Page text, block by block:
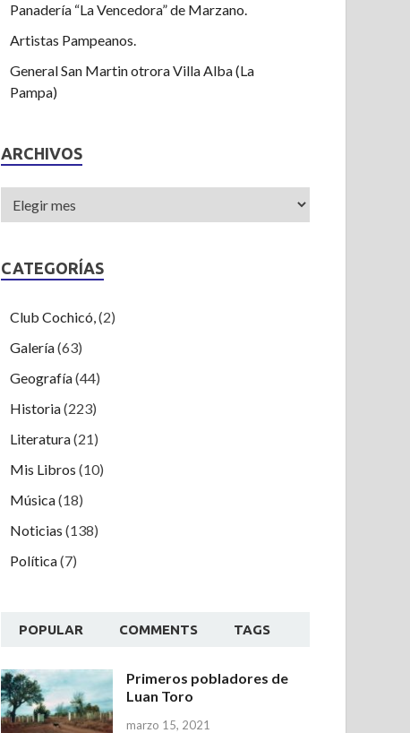
Panadería “La Vencedora” de Marzano.
Artistas Pampeanos.
General San Martin otrora Villa Alba (La
Pampa)
ARCHIVOS
CATEGORÍAS
Club Cochicó,(2)
Galería(63)
Geografía(44)
Historia(223)
Literatura(21)
Mis Libros (10)
Música(18)
Noticias (138)
Política(7)
POPULAR COMMENTS TAGS
Primeros pobladores de
Luan Toro
marzo 15, 2021